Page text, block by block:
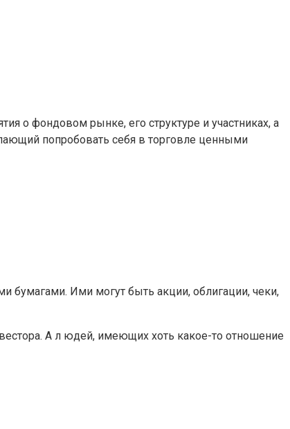
о фондовом рынке, его структуре и участниках, а
попробовать себя в торговле ценными
бумагами. Ими могут быть акции, облигации, чеки,
А л юдей, имеющих хоть какое-то отношение